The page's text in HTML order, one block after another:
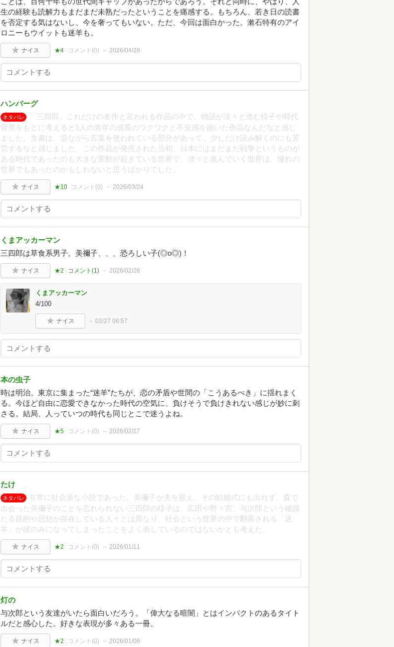
生の経験も読解力もまだまだ未熟だったということを痛感する。もちろん、若き日の読書
を否定する気はないし、今を奢ってもいない。ただ、今回は面白かった。漱石特有のアイ
ロニーもウイットも迷羊も。
ナイス ★4 コメント(0) 2026/04/28
ハンバーグ
ネタバレ
「三四郎」これだけの名作と言われる作品の中で、物語が淡々と進む様子や時代
背景をもとに考えると1人の青年の成長のワクワクと不安感を描いた作品なんだなと感じ
ました。文書は、昔ながら言葉を使われている部分があって、少しだけ読み解くのにも苦
労するなと感じました。この作品が発売された当初、日本にはまだまだ戦争というものが
ある時代であったのも大きな変動が起きている世界で、淡々と進んでいく世界は、憧れの
世界でもあったのかもしれないと思うばかりでした。
ナイス ★10 コメント(0) 2026/03/24
くまアッカーマン
三四郎は草食系男子。美禰子、、、恐ろしい子(◎o◎)！
ナイス ★2 コメント(1) 2026/02/26
くまアッカーマン
4/100
ナイス 02/27 06:57
本の虫子
時は明治。東京に集まった“迷羊”たちが、恋の矛盾や世間の「こうあるべき」に揺れまく
る。今ほど自由に恋愛できなかった時代の空気に、負けそうで負けきれない感じが妙に刺
さる。結局、人っていつの時代も同じとこで迷うよね。
ナイス ★5 コメント(0) 2026/02/17
たけ
ネタバレ
非常に社会派な小説であった。美禰子が夫を迎え、その結婚式にも出れず、森で
出会った美禰子のことを忘れられない三四郎の様子は、広田や野々宮、与次郎という確固
たる目的や思想が存在している人々とは異なり、社会という世界の中で翻弄される「迷
羊」が彼のみになってしまったことをよく表しているのではないかとも考えた、
ナイス ★2 コメント(0) 2026/01/11
灯の
与次郎という友達がいたら面白いだろう。「偉大なる暗闇」とはインパクトのあるタイト
ルだと感心した。好きな表現が多々ある一冊。
ナイス ★2 コメント(0) 2026/01/06